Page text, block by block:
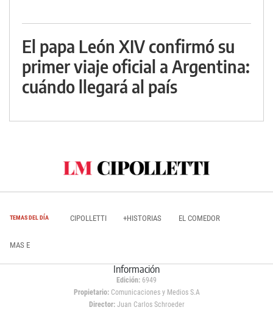
El papa León XIV confirmó su
primer viaje oficial a Argentina:
cuándo llegará al país
TEMAS DEL DÍA CIPOLLETTI +HISTORIAS EL COMEDOR
MAS E
Información
Edición: 6949
Propietario:Comunicaciones y Medios S.A
Director: Juan Carlos Schroeder